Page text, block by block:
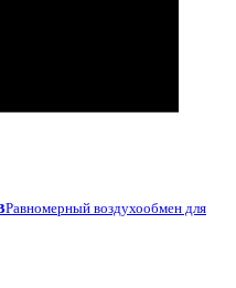
Равномерный воздухообмен для